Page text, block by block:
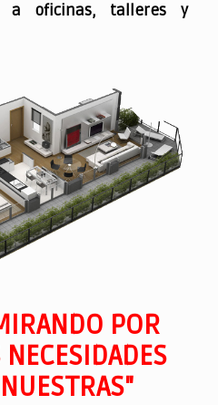
a oficinas, talleres y
POR